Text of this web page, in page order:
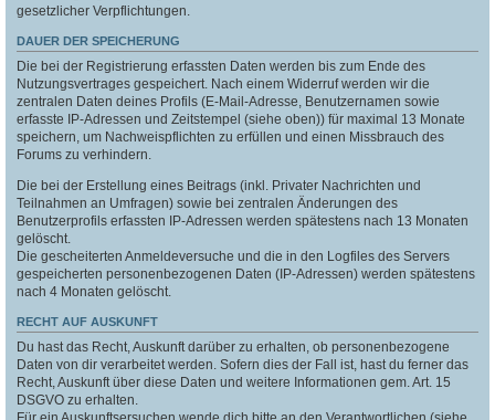
gesetzlicher Verpflichtungen.
DAUER DER SPEICHERUNG
Die bei der Registrierung erfassten Daten werden bis zum Ende des
Nutzungsvertrages gespeichert. Nach einem Widerruf werden wir die
zentralen Daten deines Profils (E-Mail-Adresse, Benutzernamen sowie
erfasste IP-Adressen und Zeitstempel (siehe oben)) für maximal 13 Monate
speichern, um Nachweispflichten zu erfüllen und einen Missbrauch des
Forums zu verhindern.
Die bei der Erstellung eines Beitrags (inkl. Privater Nachrichten und
Teilnahmen an Umfragen) sowie bei zentralen Änderungen des
Benutzerprofils erfassten IP-Adressen werden spätestens nach 13 Monaten
gelöscht.
Die gescheiterten Anmeldeversuche und die in den Logfiles des Servers
gespeicherten personenbezogenen Daten (IP-Adressen) werden spätestens
nach 4 Monaten gelöscht.
RECHT AUF AUSKUNFT
Du hast das Recht, Auskunft darüber zu erhalten, ob personenbezogene
Daten von dir verarbeitet werden. Sofern dies der Fall ist, hast du ferner das
Recht, Auskunft über diese Daten und weitere Informationen gem. Art. 15
DSGVO zu erhalten.